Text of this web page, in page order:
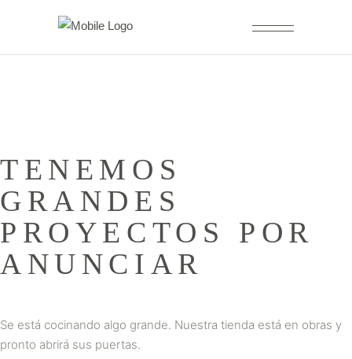
TENEMOS
GRANDES
PROYECTOS POR
ANUNCIAR
Se está cocinando algo grande. Nuestra tienda está en obras y
pronto abrirá sus puertas.